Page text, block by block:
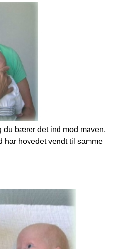
du bærer det ind mod maven,
har hovedet vendt til samme